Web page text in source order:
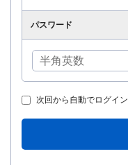
パスワード
次回から自動でログイン